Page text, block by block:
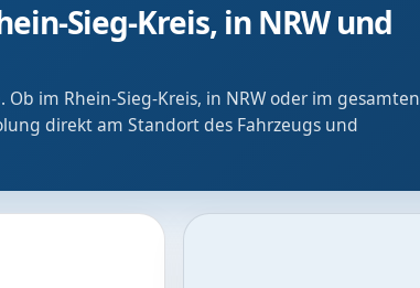
Sieg-Kreis, in NRW und
im Rhein-Sieg-Kreis, in NRW oder im gesamten
direkt am Standort des Fahrzeugs und